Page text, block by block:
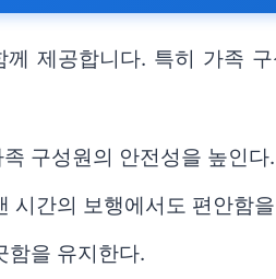
제공합니다. 특히 가족
구성원의 안전성을 높인다.
시간의 보행에서도 편안함
함을 유지한다.